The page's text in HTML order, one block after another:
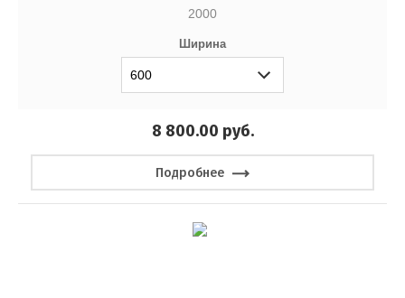
2000
Ширина
8 800.00 руб.
Подробнее